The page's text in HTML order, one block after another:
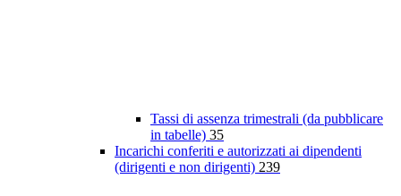
Tassi di assenza trimestrali (da pubblicare
in tabelle) 35
Incarichi conferiti e autorizzati ai dipendenti
(dirigenti e non dirigenti) 239